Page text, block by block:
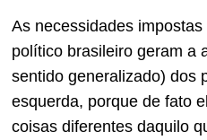
As necessidades
político brasileiro geram a
sentido generalizado) dos
esquerda, porque de fato
coisas diferentes daquilo